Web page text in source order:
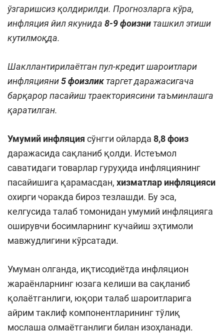
ўзгаришсиз қолдирилди. Прогнозларга кўра,
инфляция йил якунида 8-9 фоизни ташкил этиши
кутилмоқда.
Шакллантирилаётган пул-кредит шароитлари
инфляцияни5 фоизлик таргет даражасигача
барқарор пасайиш траекториясини таъминлашга
қаратилган.
Умумий инфляция сўнгги ойларда 8,8 фоиз
даражасида сақланиб қолди. Истеъмол
саватидаги товарлар гуруҳида инфляциянинг
пасайишига қарамасдан, хизматлар инфляцияси
охирги чоракда бироз тезлашди. Бу эса,
келгусида талаб томонидан умумий инфляцияга
оширувчи босимларнинг кучайиш эҳтимоли
мавжудлигини кўрсатади.
Умуман олганда, иқтисодиётда инфляцион
жараёнларнинг юзага келиши ва сақланиб
қолаётганлиги, юқори талаб шароитларига
айрим таклиф компонентларининг тўлиқ
мослаша олмаётганлиги билан изоҳланади.